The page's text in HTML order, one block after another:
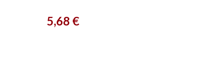
Prix
5,68 €